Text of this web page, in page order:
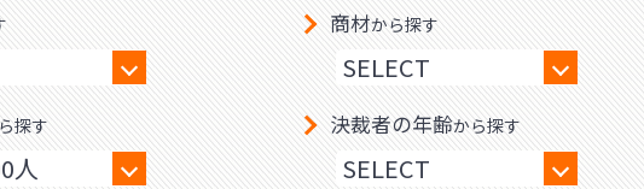
商材から探す
探す 決裁者の年齢から探す